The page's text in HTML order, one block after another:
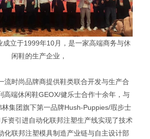
成立于1999年10月，是一家高端商务与休
闲鞋的生产企业，
流时尚品牌商提供鞋类联合开发与生产合
高端休闲鞋GEOX/健乐士合作十余年，与
林集团旗下第一品牌Hush-Puppies/瑕步士
资引进自动化联邦注塑生产线实现了技术
化联邦注塑模具制造产业链与自主设计部